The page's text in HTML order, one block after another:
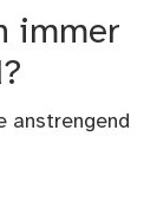
immer
anstrengend